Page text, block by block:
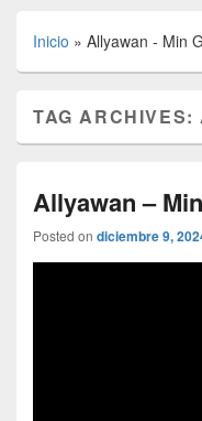
Inicio » Allyawan - Min
TAG ARCHIVES:
Allyawan –
Posted on diciembre 9,